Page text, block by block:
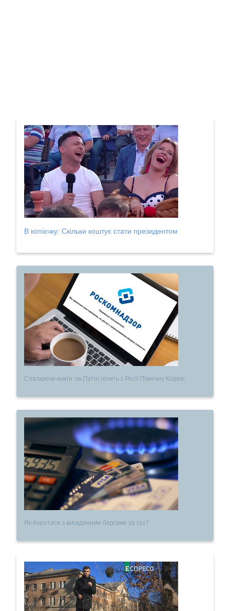
В копієчку: Скільки коштує стати президентом
Спалюючи книги: як Путін ліпить з Росії Північну Корею
Як боротися з вигаданими боргами за газ?